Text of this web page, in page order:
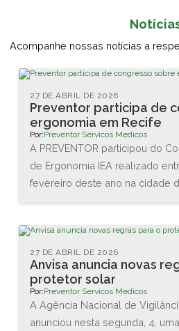
Acompanhe nossas notícias a
Preventor participa de
ergonomia em Recife
27 DE ABRIL DE 2026
Por:Preventor Servicos Medicos
A PREVENTOR participou do
de Ergonomia IEA realizado
fevereiro deste ano na cidade
Maurício, da DCA Ergonomia,
novas tecnologias disponíveis
assistiram diversas palestras
entre o homem e o trabalho.
Anvisa anuncia novas
protetor solar
27 DE ABRIL DE 2026
Por:Preventor Servicos Medicos
A Agência Nacional de
anunciou nesta segunda, 4,